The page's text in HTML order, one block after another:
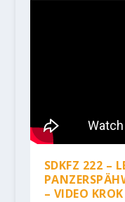
SDKFZ 222 –
– VIDEO